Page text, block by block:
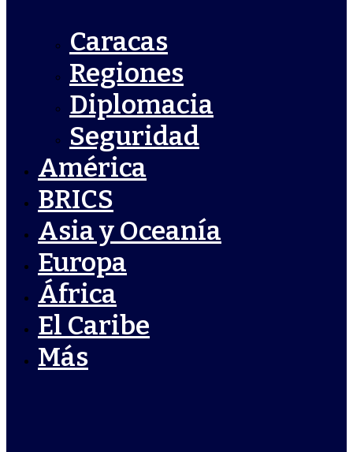
Caracas
Regiones
Diplomacia
Seguridad
América
BRICS
Asia y Oceanía
Europa
África
El Caribe
Más